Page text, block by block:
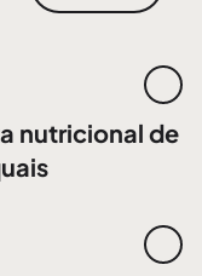
nutricional de